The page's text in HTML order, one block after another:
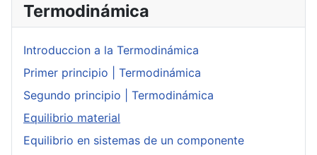
Termodinámica
Introduccion a la Termodinámica
Primer principio | Termodinámica
Segundo principio | Termodinámica
Equilibrio material
Equilibrio en sistemas de un componente